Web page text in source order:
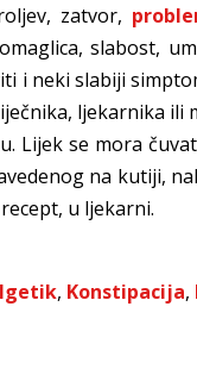
zatvor,
slabost,
i neki slabiji
ljekarnika ili
Lijek se mora
na kutiji,
u ljekarni.
, Konstipacija,